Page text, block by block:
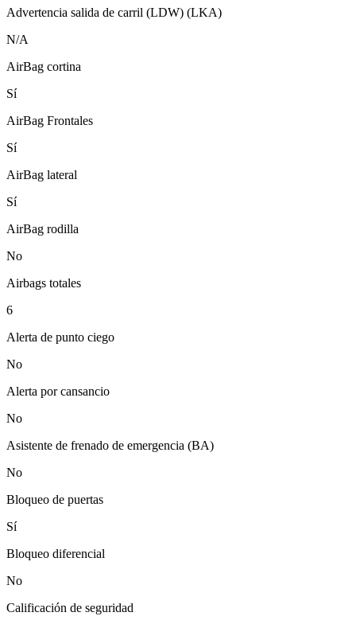
Advertencia salida de carril (LDW) (LKA)
N/A
AirBag cortina
Sí
AirBag Frontales
Sí
AirBag lateral
Sí
AirBag rodilla
No
Airbags totales
6
Alerta de punto ciego
No
Alerta por cansancio
No
Asistente de frenado de emergencia (BA)
No
Bloqueo de puertas
Sí
Bloqueo diferencial
No
Calificación de seguridad